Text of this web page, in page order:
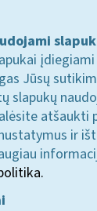
Jūsų
slapukų
atšaukti
ir